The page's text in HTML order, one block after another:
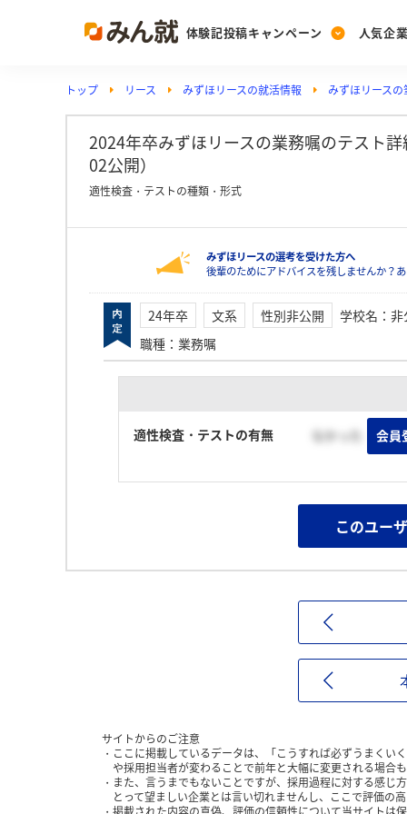
体験記投稿キャンペーン
Post
投稿する
人気企
Ranking
ランキングを見る
PickUp
注目の企業特集
動画で知ろう！業界
トップ リース みずほリースの就活情報 みずほリース
2024年卒みずほリースの業務嘱のテスト
02公開）
適性検査・テストの種類・形式
みずほリースの選考を受けた方へ
後輩のためにアドバイスを残しませんか？
24年卒 文系 性別非公開 学校名 ： 非
職種 ： 業務嘱
適性検査・テストの有無 なかった 会員
このユー
サイトからのご注意
ここに掲載しているデータは、「こうすれば必ずうまくい
や採用担当者が変わることで前年と大幅に変更される場合
また、言うまでもないことですが、採用過程に対する感じ
とって望ましい企業とは言い切れませんし、ここで評価の